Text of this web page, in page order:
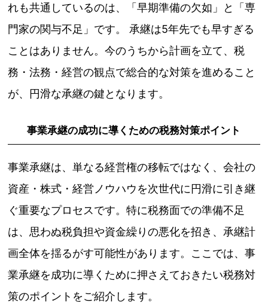
れも共通しているのは、「早期準備の欠如」と「専
門家の関与不足」です。 承継は5年先でも早すぎる
ことはありません。今のうちから計画を立て、税
務・法務・経営の観点で総合的な対策を進めること
が、円滑な承継の鍵となります。
事業承継の成功に導くための税務対策ポイント
事業承継は、単なる経営権の移転ではなく、会社の
資産・株式・経営ノウハウを次世代に円滑に引き継
ぐ重要なプロセスです。特に税務面での準備不足
は、思わぬ税負担や資金繰りの悪化を招き、承継計
画全体を揺るがす可能性があります。ここでは、事
業承継を成功に導くために押さえておきたい税務対
策のポイントをご紹介します。